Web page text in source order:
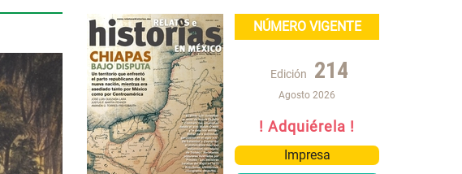
NÚMERO VIGENTE
Edición 214
Agosto 2026
! Adquiérela !
Impresa